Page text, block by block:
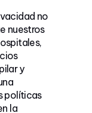
no
nuestros
y
políticas
la